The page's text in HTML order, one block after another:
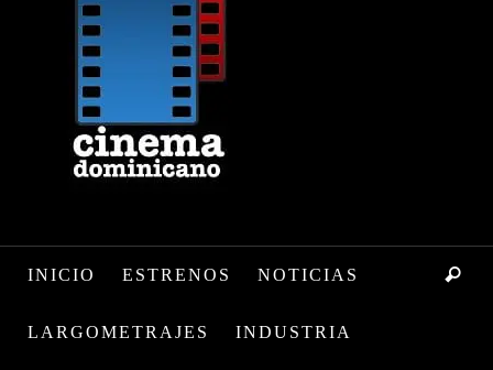
INICIO ESTRENOS NOTICIAS
LARGOMETRAJES INDUSTRIA